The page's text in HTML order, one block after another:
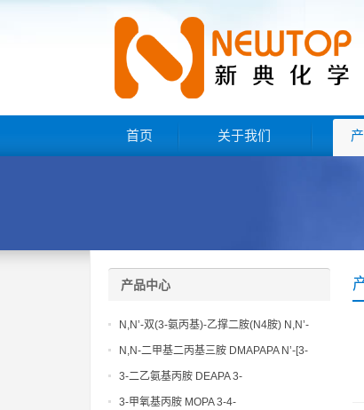
首页 关于我们
产品中心
N,N’-双(3-氨丙基)-乙撑二胺(N4胺) N,N’-
Bis(3-aminopropyl)-ethylenediamine CAS
No10563-26-5
N,N-二甲基二丙基三胺 DMAPAPA N’-[3-
(dimethylamino)propyllpropane-1,3-
diamine CAS No10563-29-8
3-二乙氨基丙胺 DEAPA 3-
(Diethylamino)propylamine CAS No 104-
3-甲氧基丙胺 MOPA 3-4-